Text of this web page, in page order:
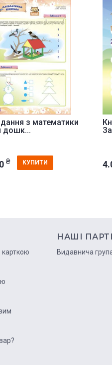
з математики
дошк...
₴ КУПИТИ
карткою
НАШІ
Видавнича